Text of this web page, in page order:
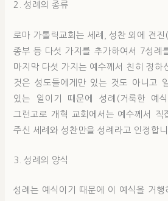
2. 성례의 종류
로마 가톨릭교회는 세례, 성찬 외에 견
종부 등 다섯 가지를 추가하여서 7성례
마지막 다섯 가지는 예수께서 친히 정하
것은 성도들에게만 있는 것도 아니고
있는 일이기 때문에 성례(거룩한 예
그런고로 개혁 교회에서는 예수께서 직
주신 세례와 성찬만을 성례라고 인정합니
3. 성례의 양식
성례는 예식이기 때문에 이 예식을 거행